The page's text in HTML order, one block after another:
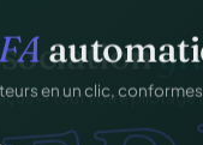
en un clic,